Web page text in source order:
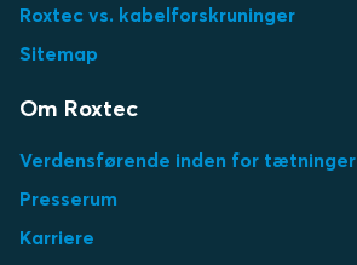
Roxtec vs. kabelforskruninger
Sitemap
Om Roxtec
Verdensførende inden for tætninger
Presserum
Karriere